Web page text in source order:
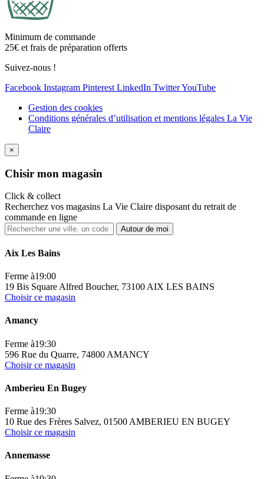
Minimum de commande
25€ et frais de préparation offerts
Suivez-nous !
Facebook Instagram Pinterest LinkedIn TwitterYouTube
Gestion des cookies
Conditions générales d’utilisation et mentions légales La Vie
Claire
×
Chisir mon magasin
Click & collect
Recherchez vos magasins La Vie Claire disposant du retrait de
commande en ligne
Autour de moi
Aix Les Bains
Ferme à19:00
19 Bis Square Alfred Boucher, 73100 AIX LES BAINS
Choisir ce magasin
Amancy
Ferme à19:30
596 Rue du Quarre, 74800 AMANCY
Choisir ce magasin
Amberieu En Bugey
Ferme à19:30
10 Rue des Frères Salvez, 01500 AMBERIEU EN BUGEY
Choisir ce magasin
Annemasse